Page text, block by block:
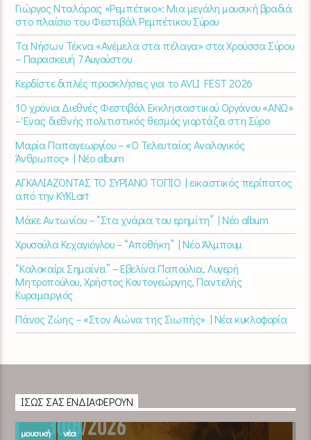
Γιώργος Νταλάρας «Ρεμπέτικο»: Μια μεγάλη μουσική βραδιά
στο πλαίσιο του Φεστιβάλ Ρεμπέτικου Σύρου
Τα Νήσων Τέκνα «Ανέμελα στα πέλαγα» στα Χρούσσα Σύρου
– Παρασκευή 7 Αυγούστου
Κερδίστε διπλές προσκλήσεις για το AVLI FEST 2026
10 χρόνια Διεθνές Φεστιβάλ Εκκλησιαστικού Οργάνου «ΑΝΩ»
– Ένας διεθνής πολιτιστικός θεσμός γιορτάζει στη Σύρο​
Μαρία Παπαγεωργίου – «Ο Τελευταίος Αναλογικός
Άνθρωπος» | Νέο album
ΑΓΚΑΛΙΑΖΟΝΤΑΣ ΤΟ ΣΥΡΙΑΝΟ ΤΟΠΙΟ | εικαστικός περίπατος
από την KYKLart
Μάκε Αντωνίου – “Στα χνάρια του ερημίτη” | Νέο album
Χρυσούλα Κεχαγιόγλου – “Αποθήκη” | Νέο Άλμπουμ
“Καλοκαίρι Σημαίνει” – Εβελίνα Παπούλια, Λυγερή
Μητροπούλου, Χρήστος Κοντογεώργης, Παντελής
Κυραμαργιός
Πάνος Ζώης – «Στον Αιώνα της Σιωπής» | Νέα κυκλοφορία
ΊΣΩΣ ΣΑΣ ΕΝΔΙΑΦΈΡΟΥΝ
μουσική νέα